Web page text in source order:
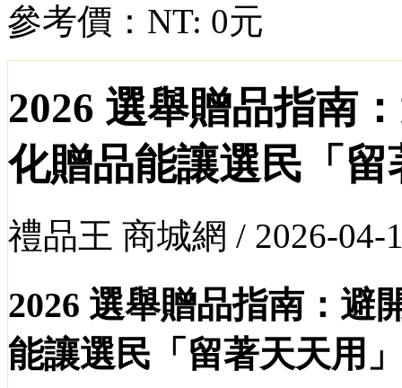
參考價： NT: 0元
2026 選舉贈品指南
化贈品能讓選民「
禮品王 商城網 / 2026-04-
2026 選舉贈品指南：避
能讓選民「留著天天用